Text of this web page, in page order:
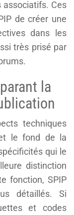
associatifs. Ces
de créer une
dans les
très prisé par
la
techniques
le fond de la
qui le
distinction
fonction, SPIP
détaillés. Si
et codes